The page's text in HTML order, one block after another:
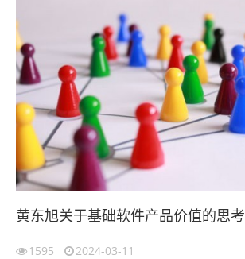
黄东旭关于基础软件产品价值的思考
1595 2024-03-11